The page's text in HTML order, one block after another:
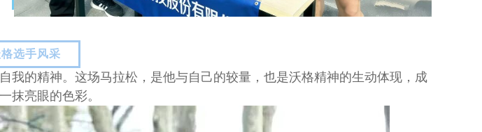
选手风采
的精神。这场马拉松，是他与自己的较量，也是沃格精神的生动体现，成
抹亮眼的色彩。